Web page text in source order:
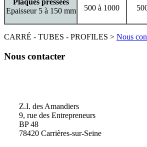
Plaques pressées
Epaisseur 5 à 150 mm
500 à 1000
CARRÉ - TUBES - PROFILES > Nous
Nous contacter
Z.I. des Amandiers
9, rue des Entrepreneurs
BP 48
78420 Carrières-sur-Seine